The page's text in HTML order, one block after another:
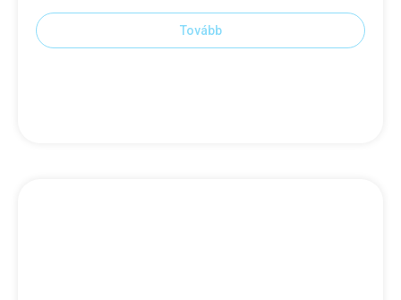
Tovább